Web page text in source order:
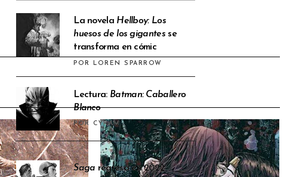
La novela Hellboy: Los
huesos de los gigantesse
transforma en cómic
POR LOREN SPARROW
Lectura: Batman: Caballero
Blanco
POR CYRAM
Saga regresa en 2022